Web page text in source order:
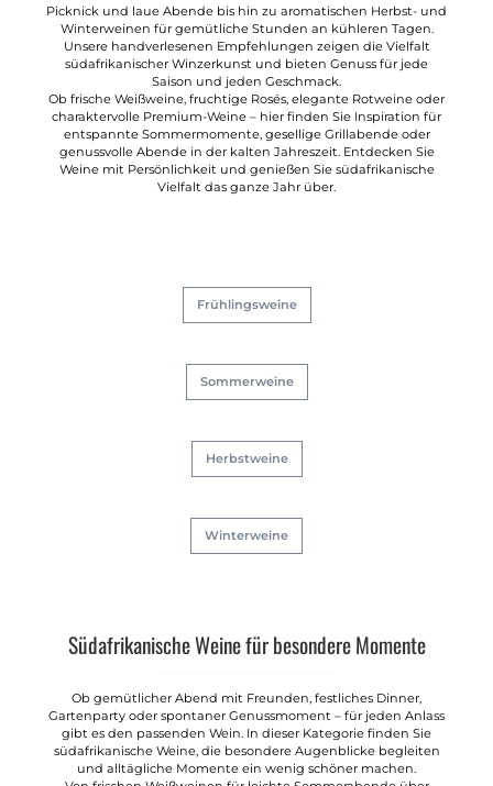
Picknick und laue Abende bis hin zu aromatischen Herbst- und
Winterweinen für gemütliche Stunden an kühleren Tagen.
Unsere handverlesenen Empfehlungen zeigen die Vielfalt
südafrikanischer Winzerkunst und bieten Genuss für jede
Saison und jeden Geschmack.
Ob frische Weißweine, fruchtige Rosés, elegante Rotweine oder
charaktervolle Premium-Weine – hier finden Sie Inspiration für
entspannte Sommermomente, gesellige Grillabende oder
genussvolle Abende in der kalten Jahreszeit. Entdecken Sie
Weine mit Persönlichkeit und genießen Sie südafrikanische
Vielfalt das ganze Jahr über.
Frühlingsweine
Sommerweine
Herbstweine
Winterweine
Südafrikanische Weine für besondere Momente
Ob gemütlicher Abend mit Freunden, festliches Dinner,
Gartenparty oder spontaner Genussmoment – für jeden Anlass
gibt es den passenden Wein. In dieser Kategorie finden Sie
südafrikanische Weine, die besondere Augenblicke begleiten
und alltägliche Momente ein wenig schöner machen.